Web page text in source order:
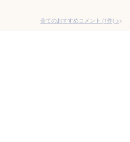
全てのおすすめコメント (1件) >